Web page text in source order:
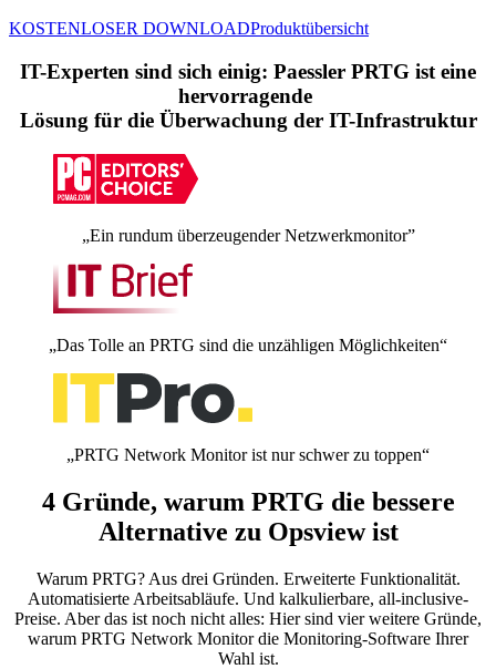
KOSTENLOSER DOWNLOADProduktübersicht
IT-Experten sind sich einig: Paessler PRTG ist eine
hervorragende
Lösung für die Überwachung der IT-Infrastruktur
„Ein rundum überzeugender Netzwerkmonitor”
„Das Tolle an PRTG sind die unzähligen Möglichkeiten“
„PRTG Network Monitor ist nur schwer zu toppen“
4 Gründe, warum PRTG die bessere
Alternative zu Opsview ist
Warum PRTG? Aus drei Gründen. Erweiterte Funktionalität.
Automatisierte Arbeitsabläufe. Und kalkulierbare, all-inclusive-
Preise. Aber das ist noch nicht alles: Hier sind vier weitere Gründe,
warum PRTG Network Monitor die Monitoring-Software Ihrer
Wahl ist.